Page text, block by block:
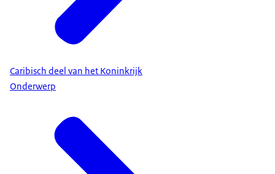
Caribisch deel van het Koninkrijk
Onderwerp